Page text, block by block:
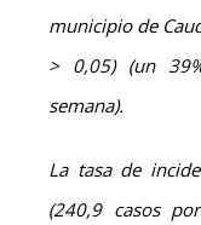
municipio de
> 0,05) (un
semana).
La tasa de
(240,9 casos